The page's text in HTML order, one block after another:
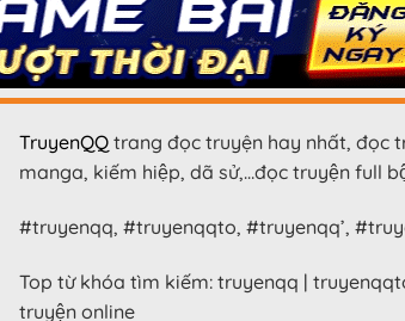
TruyenQQ trang đọc truyện hay nhất, đọc
manga, kiếm hiệp, dã sử,…đọc truyện full
#truyenqq, #truyenqqto, #truyenqq’,
Top từ khóa tìm kiếm: truyenqq |
truyện online